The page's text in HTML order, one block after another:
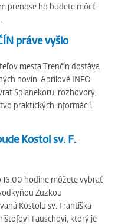
prenose ho budete môcť
práve vyšlo
mesta Trenčín dostáva
novín. Aprílové INFO
Splanekoru, rozhovory,
praktických informácií.
Kostol sv. F.
16.00 hodine môžete vybrať
Zuzkou
Kostolu sv. Františka
Tauschovi, ktorý je